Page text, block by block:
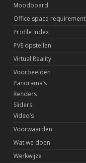
Moodboard
Office space
Profile Index
PVE opstellen
Virtual Reality
Voorbeelden
Panorama’s
Renders
Sliders
Video’s
Voorwaarden
Wat we doen
Werkwijze